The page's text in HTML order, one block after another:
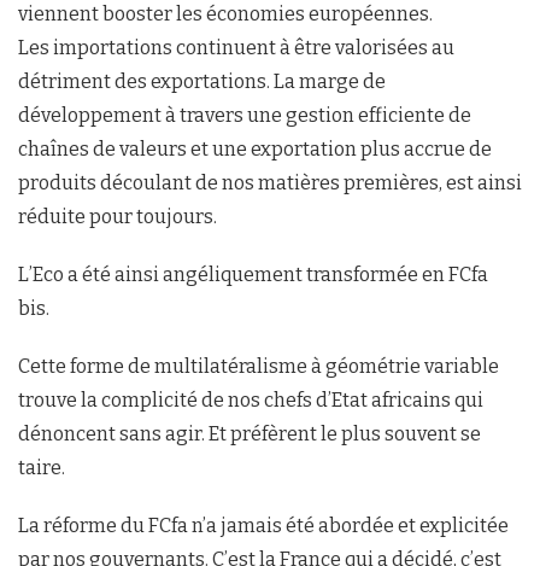
viennent booster les économies européennes.
Les importations continuent à être valorisées au
détriment des exportations. La marge de
développement à travers une gestion efficiente de
chaînes de valeurs et une exportation plus accrue de
produits découlant de nos matières premières, est ainsi
réduite pour toujours.
L’Eco a été ainsi angéliquement transformée en FCfa
bis.
Cette forme de multilatéralisme à géométrie variable
trouve la complicité de nos chefs d’Etat africains qui
dénoncent sans agir. Et préfèrent le plus souvent se
taire.
La réforme du FCfa n’a jamais été abordée et explicitée
par nos gouvernants. C’est la France qui a décidé, c’est